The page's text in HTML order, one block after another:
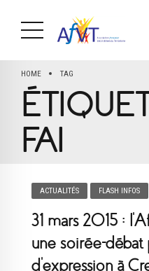
HOME TAG
FAI
ACTUALITÉS FLASH INFOS
31 mars 2015 :
une soirée-
d’expression à